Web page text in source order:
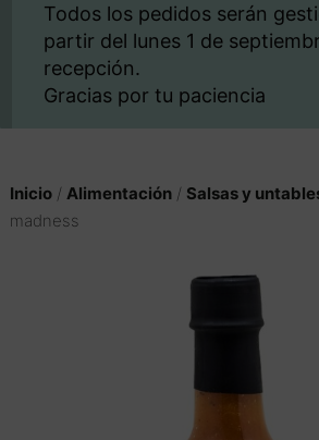
Todos los pedidos serán
partir del lunes 1 de
recepción.
Gracias por tu paciencia
Inicio/ Alimentación/ Salsas y
madness